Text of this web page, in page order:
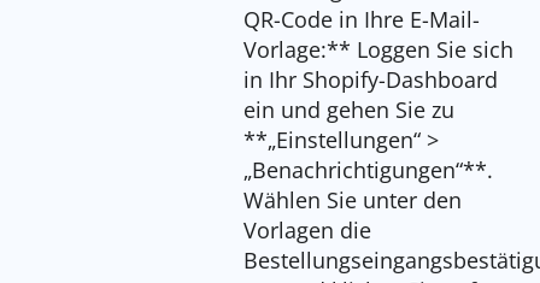
QR-Code in Ihre E-Mail-
Vorlage:** Loggen Sie sich
in Ihr Shopify-Dashboard
ein und gehen Sie zu
**„Einstellungen“ >
„Benachrichtigungen“**.
Wählen Sie unter den
Vorlagen die